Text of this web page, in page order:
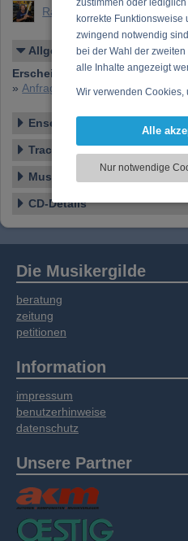
zustimmen oder
korrekte Funktionsweise
zwingend notwendig
bei der Wahl der
alle Inhalte angezeigt
Wir verwenden Cookies,
Funktionen für soziale
zu analysieren. Dabei
Informationen zu Ihrer
soziale Medien,
oder die sie im Rahmen
Alle
Nur notwendige
Ragyoczy, Georg
Allgemeines
Erscheinen bei:Elephant-
»Anfrage zu dieser CD
Ensemble
Tracklist
Musikstile
CD-Details
Die Musikergilde
beratung
zeitung
petitionen
Information
impressum
benutzerhinweise
datenschutz
Unsere Partner